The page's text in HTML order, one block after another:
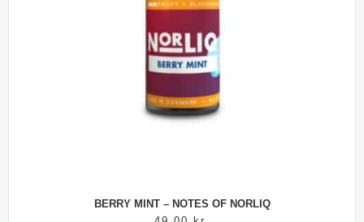
BERRY MINT – NOTES OF NORLIQ